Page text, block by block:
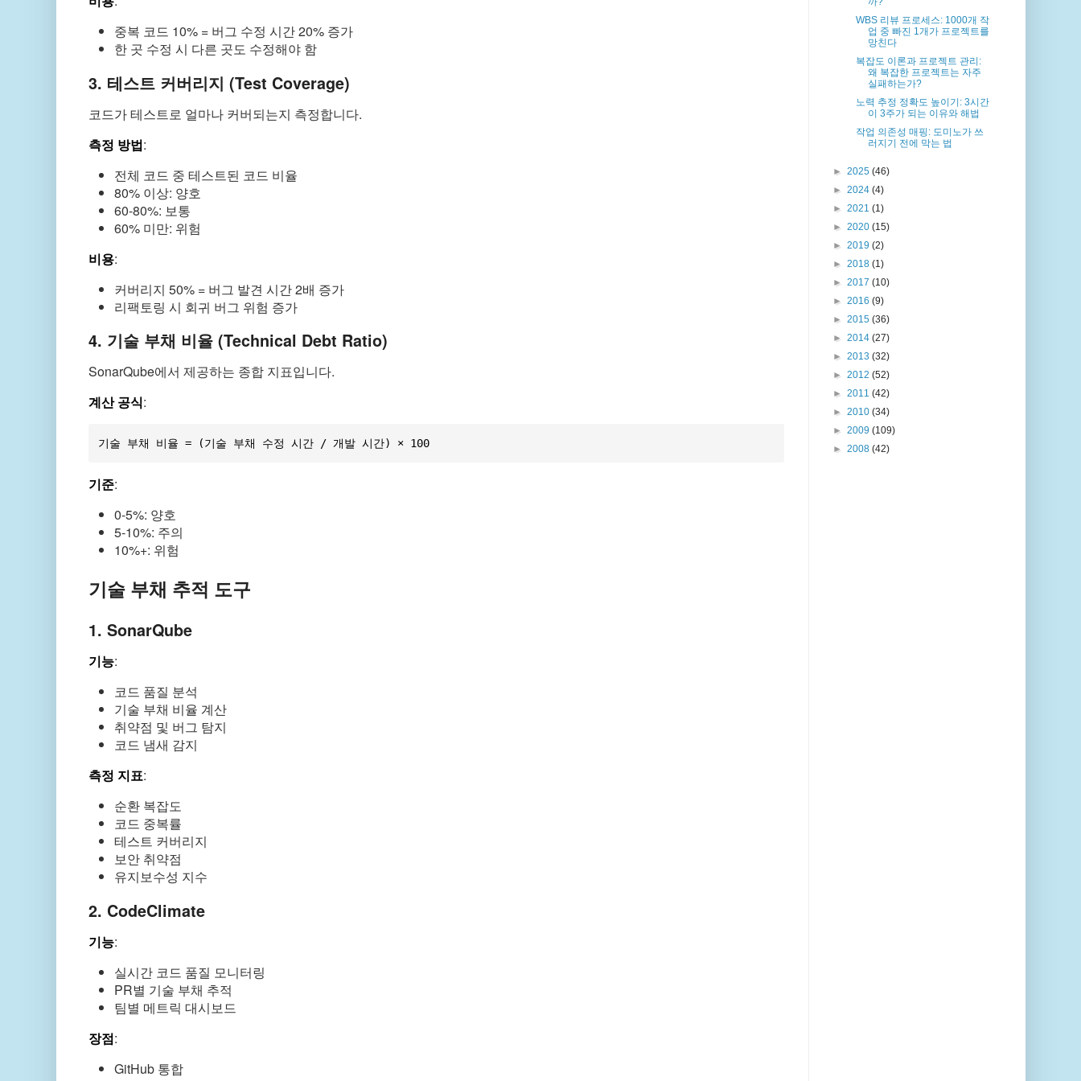
중복 코드 10% = 버그 수정 시간 20% 증가
한 곳 수정 시 다른 곳도 수정해야 함
3. 테스트 커버리지 (Test Coverage)
코드가 테스트로 얼마나 커버되는지 측정합니다.
측정 방법:
전체 코드 중 테스트된 코드 비율
80% 이상: 양호
60-80%: 보통
60% 미만: 위험
비용:
커버리지 50% = 버그 발견 시간 2배 증가
리팩토링 시 회귀 버그 위험 증가
4. 기술 부채 비율 (Technical Debt Ratio)
SonarQube에서 제공하는 종합 지표입니다.
계산 공식:
기준:
0-5%: 양호
5-10%: 주의
10%+: 위험
기술 부채 추적 도구
1. SonarQube
기능:
코드 품질 분석
기술 부채 비율 계산
취약점 및 버그 탐지
코드 냄새 감지
측정 지표:
순환 복잡도
코드 중복률
테스트 커버리지
보안 취약점
유지보수성 지수
2. CodeClimate
기능:
실시간 코드 품질 모니터링
PR별 기술 부채 추적
팀별 메트릭 대시보드
장점:
GitHub 통합
WBS 리뷰 프로세스: 1000개 작
업 중 빠진 1개가 프로젝트를
망친다
복잡도 이론과 프로젝트 관리:
왜 복잡한 프로젝트는 자주
실패하는가?
노력 추정 정확도 높이기: 3시간
이 3주가 되는 이유와 해법
작업 의존성 매핑: 도미노가 쓰
러지기 전에 막는 법
► 2025 (46)
► 2024 (4)
► 2021 (1)
► 2020 (15)
► 2019 (2)
► 2018 (1)
► 2017 (10)
► 2016 (9)
► 2015 (36)
► 2014 (27)
► 2013 (32)
► 2012 (52)
► 2011 (42)
► 2010 (34)
► 2009 (109)
► 2008 (42)